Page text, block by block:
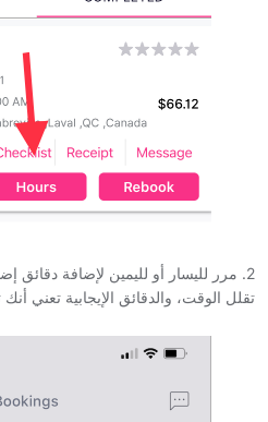
2. مرر لليسار أو لليمين لإضافة دقائق
تقلل الوقت، والدقائق الإيجابية تعني